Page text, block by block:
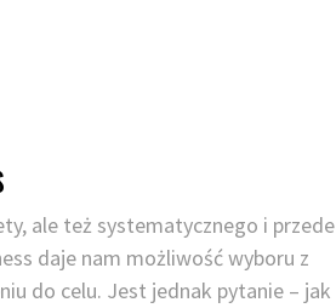
ale też systematycznego i przede
daje nam możliwość wyboru z
do celu. Jest jednak pytanie – jak